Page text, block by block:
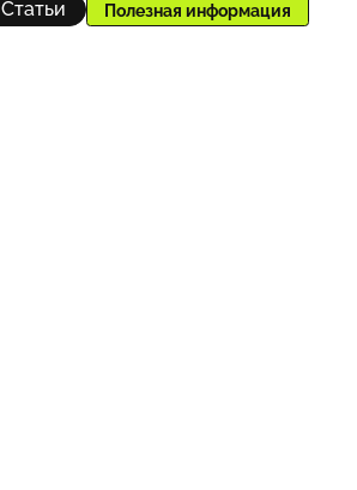
Статьи Полезная информация